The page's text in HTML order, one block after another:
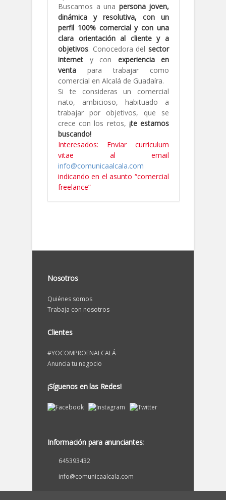
Buscamos a una persona joven,
dinámica y resolutiva, con un
perfil 100% comercial y con una
clara orientación al cliente y a
objetivos. Conocedora del sector
internet y con experiencia en
venta para trabajar como
comercial en Alcalá de Guadaíra.
Si te consideras un comercial
nato, ambicioso, habituado a
trabajar por objetivos, que se
crece con los retos, ¡te estamos
buscando!
Interesados: Enviar curriculum
vitae al email
info@comunicaalcala.com
indicando en el asunto “comercial
freelance”
Nosotros
Quiénes somos
Trabaja con nosotros
Clientes
#YOCOMPROENALCALÁ
Anuncia tu negocio
¡Síguenos en las Redes!
Información para anunciantes:
645393432
info@comunicaalcala.com